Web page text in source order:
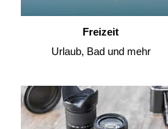
Freizeit
Urlaub, Bad und mehr